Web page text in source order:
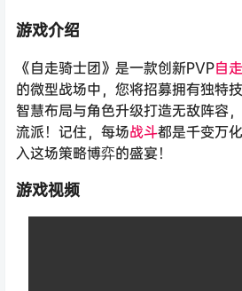
游戏介绍
《自走骑士团》是一款创新PVP自
的微型战场中，您将招募拥有独特
智慧布局与角色升级打造无敌阵容
流派！记住，每场战斗都是千变万
入这场策略博弈的盛宴！
游戏视频